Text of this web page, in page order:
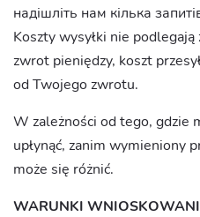
надішліть нам кілька
Koszty wysyłki nie
zwrot pieniędzy, koszt
od Twojego zwrotu.
W zależności od tego, gdzie
upłynąć, zanim wymieniony
może się różnić.
WARUNKI